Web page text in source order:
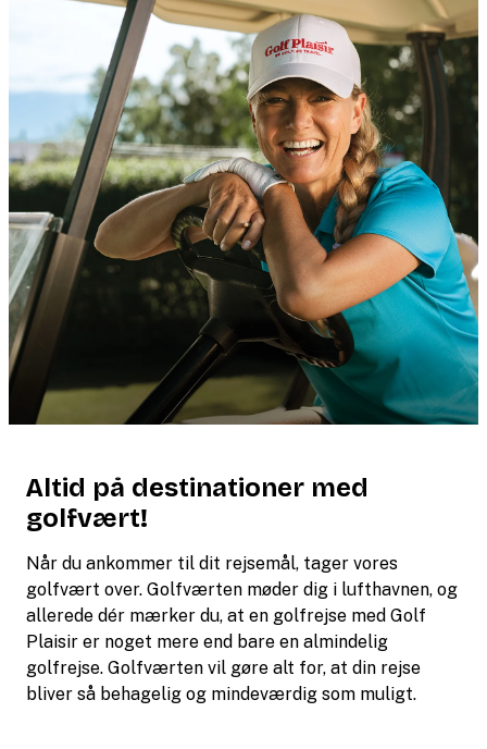
Altid på destinationer med
golfvært!
Når du ankommer til dit rejsemål, tager vores
golfvært over. Golfværten møder dig i lufthavnen, og
allerede dér mærker du, at en golfrejse med Golf
Plaisir er noget mere end bare en almindelig
golfrejse. Golfværten vil gøre alt for, at din rejse
bliver så behagelig og mindeværdig som muligt.